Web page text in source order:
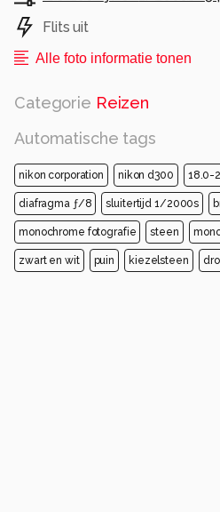
Flits uit
Alle foto informatie tonen
Categorie Reizen
Automatische tags
nikon corporation nikon d300 18.0-
diafragma ƒ/8 sluitertijd 1/2000s
monochrome fotografie steen
zwart en wit puin kiezelsteen